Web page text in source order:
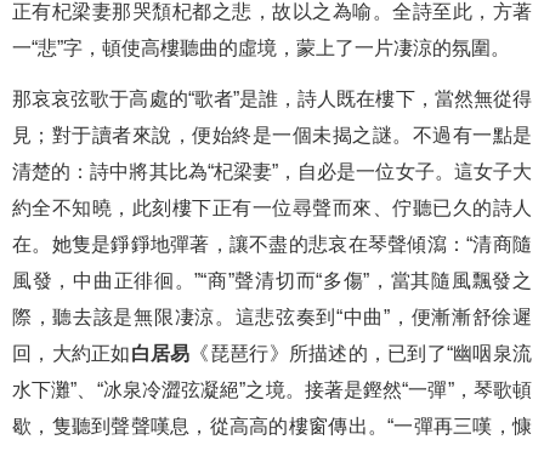
正有杞梁妻那哭頹杞都之悲，故以之為喻。全詩至此，方著
一“悲”字，頓使高樓聽曲的虛境，蒙上了一片凄涼的氛圍。
那哀哀弦歌于高處的“歌者”是誰，詩人既在樓下，當然無從得
見；對于讀者來說，便始終是一個未揭之謎。不過有一點是
清楚的：詩中將其比為“杞梁妻”，自必是一位女子。這女子大
約全不知曉，此刻樓下正有一位尋聲而來、佇聽已久的詩人
在。她隻是錚錚地彈著，讓不盡的悲哀在琴聲傾瀉：“清商隨
風發，中曲正徘徊。”“商”聲清切而“多傷”，當其隨風飄發之
際，聽去該是無限凄涼。這悲弦奏到“中曲”，便漸漸舒徐遲
回，大約正如白居易 《琵琶行》所描述的，已到了“幽咽泉流
水下灘”、“冰泉冷澀弦凝絕”之境。接著是鏗然“一彈”，琴歌頓
歇，隻聽到聲聲嘆息，從高高的樓窗傳出。“一彈再三嘆，慷